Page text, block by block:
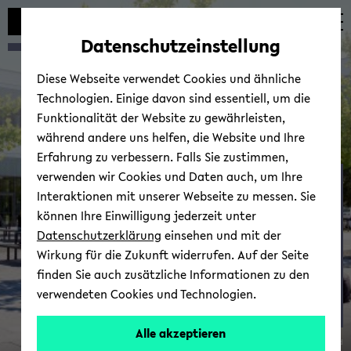
Automatische
vermeiden
zum
wechseln
zum
wechseln
zum
wechseln
Aymen Behro­ze
Prof.
© Uni­ver­si­tät Bie­le­feld
Datenschutzeinstellung
Diese Webseite verwendet Cookies und ähnliche
Technologien. Einige davon sind essentiell, um die
Funktionalität der Website zu gewährleisten,
während andere uns helfen, die Website und Ihre
Erfahrung zu verbessern. Falls Sie zustimmen,
verwenden wir Cookies und Daten auch, um Ihre
Interaktionen mit unserer Webseite zu messen. Sie
können Ihre Einwilligung jederzeit unter
Datenschutzerklärung einsehen und mit der
Wirkung für die Zukunft widerrufen. Auf der Seite
finden Sie auch zusätzliche Informationen zu den
verwendeten Cookies und Technologien.
Alle akzeptieren